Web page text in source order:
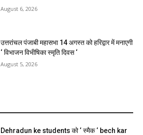
August 6, 2026
उत्तरांचल पंजाबी महासभा 14 अगस्त को हरिद्वार में मनाएगी
‘ विभाजन विभीषिका स्मृति दिवस ‘
August 5, 2026
Dehradun ke students को ‘ स्मैक ‘ bech kar